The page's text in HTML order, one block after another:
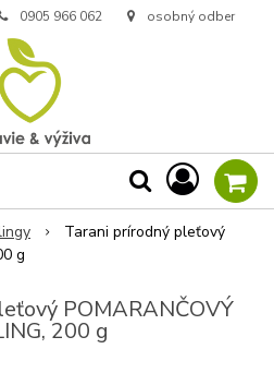
0905 966 062 osobný odber
Tarani prírodný pleťový
g
POMARANČOVÝ
200 g